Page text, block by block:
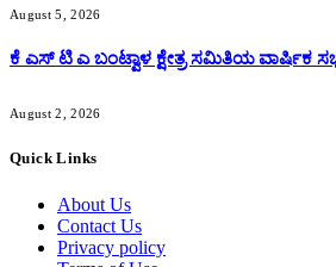
August 5, 2026
ಕೆ ಎಸ್ ಟಿ ಎ ಬಂಟ್ವಾಳ ಕ್ಷೇತ್ರ ಸಮಿತಿಯ ವಾರ್ಷಿಕ
August 2, 2026
Quick Links
About Us
Contact Us
Privacy policy